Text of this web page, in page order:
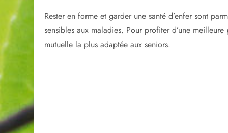
Rester en forme et garder une santé d’enfer sont
sensibles aux maladies. Pour profiter d’une
mutuelle la plus adaptée aux seniors.